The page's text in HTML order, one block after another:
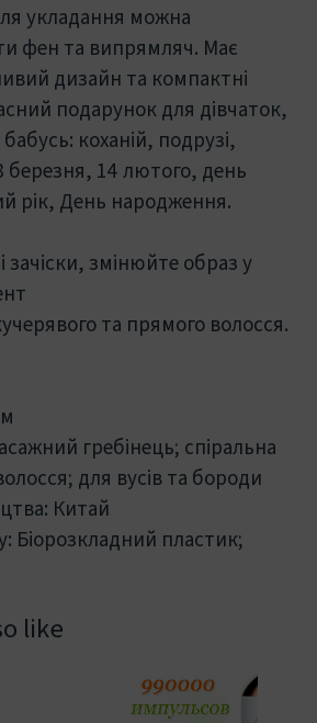
укладання можна
фен та випрямляч. Має
дизайн та компактні
подарунок для дівчаток,
коханій, подрузі,
березня, 14 лютого, день
рік, День народження.
зачіски, змінюйте образ у
та прямого волосся.
гребінець; спіральна
для вусів та бороди
Китай
Біорозкладний пластик;
like